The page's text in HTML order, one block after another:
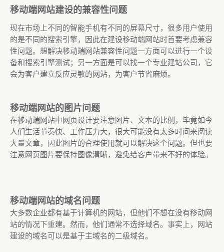
移动端网站建设的兼容性问题
现在市场上不同的智能手机有不同的屏幕尺寸，很多用户使用
的是不同的搜索引擎，因此在建设移动端网站时首要考虑兼容
性问题。想解决移动端网站兼容性问题一方面可以进行一个设
备和搜索引擎测试；另一方面是可以找一个专业建站公司，它
会为客户建立反应灵敏的网站，为客户节省麻烦。
移动端网站的图片问题
在移动端网站中网页设计要注意图片、文本的比例，毕竟如今
人们生活节奏快、工作压力大，很大可能没有太多时间来阅读
大量文章，因此图片的合理使用就可以解决这个问题。但也要
注意网页图片要保持图像清晰，避免给客户带来不好的体验。
移动端网站的域名问题
大多数企业都有基于计算机的网站，但他们不想在没有移动网
站的情况下重建。然而，他们通常不选择域名。事实上，网站
建设的域名可以是基于主域名的二级域名。